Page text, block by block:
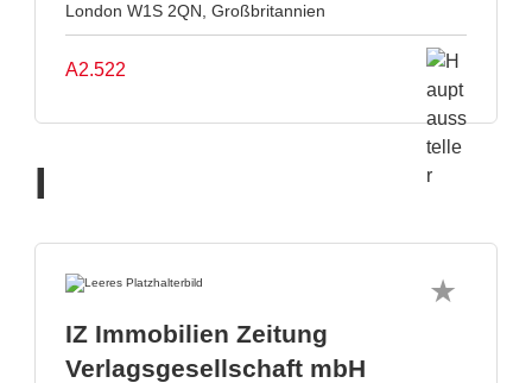
London W1S 2QN, Großbritannien
A2.522
I
IZ Immobilien Zeitung
Verlagsgesellschaft mbH